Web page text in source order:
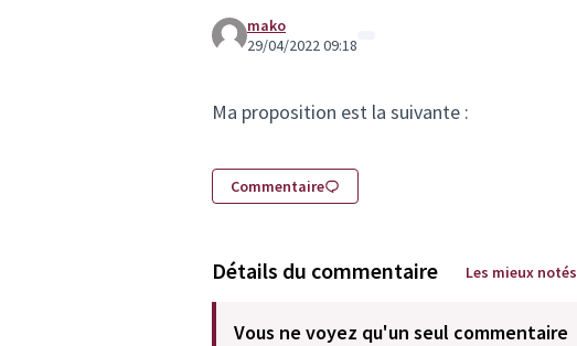
mako
29/04/2022 09:18
Ma proposition est la suivante :
Commentaire
Détails du commentaire Les mieux notés
Vous ne voyez qu'un seul commentaire